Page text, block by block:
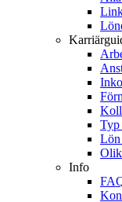
Typ
Lön
Info